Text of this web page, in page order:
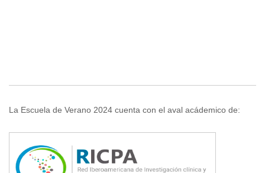
La Escuela de Verano 2024 cuenta con el aval acádemico de: